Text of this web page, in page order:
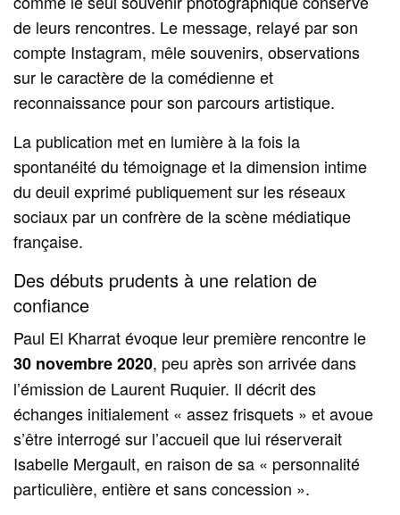
de leurs rencontres. Le message, relayé par son
compte Instagram, mêle souvenirs, observations
sur le caractère de la comédienne et
reconnaissance pour son parcours artistique.
La publication met en lumière à la fois la
spontanéité du témoignage et la dimension intime
du deuil exprimé publiquement sur les réseaux
sociaux par un confrère de la scène médiatique
française.
Des débuts prudents à une relation de
confiance
Paul El Kharrat évoque leur première rencontre le
30 novembre 2020, peu après son arrivée dans
l’émission de Laurent Ruquier. Il décrit des
échanges initialement « assez frisquets » et avoue
s’être interrogé sur l’accueil que lui réserverait
Isabelle Mergault, en raison de sa « personnalité
particulière, entière et sans concession ».